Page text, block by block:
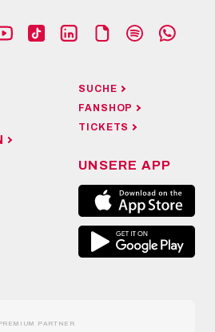
SUCHE
FANSHOP
TICKETS
UNSERE APP
PARTNER